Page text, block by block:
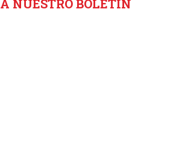
A NUESTRO BOLETÍN